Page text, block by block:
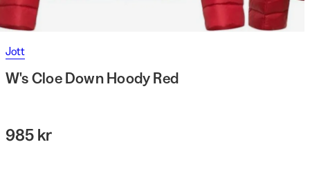
Jott
W's Cloe Down Hoody Red
985 kr